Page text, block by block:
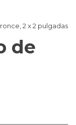
2 x 2 pulgadas
de